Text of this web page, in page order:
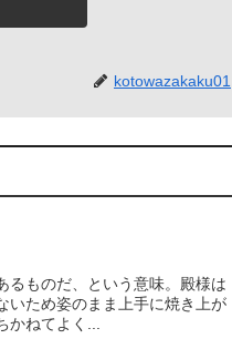
kotowazakaku01
るものだ、という意味。殿様は
いため姿のまま上手に焼き上が
ねてよく...